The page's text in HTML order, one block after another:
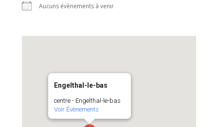
Aucuns évènements à venir
Engelthal-le-bas
centre - Engelthal-le-bas
Voir Évènements